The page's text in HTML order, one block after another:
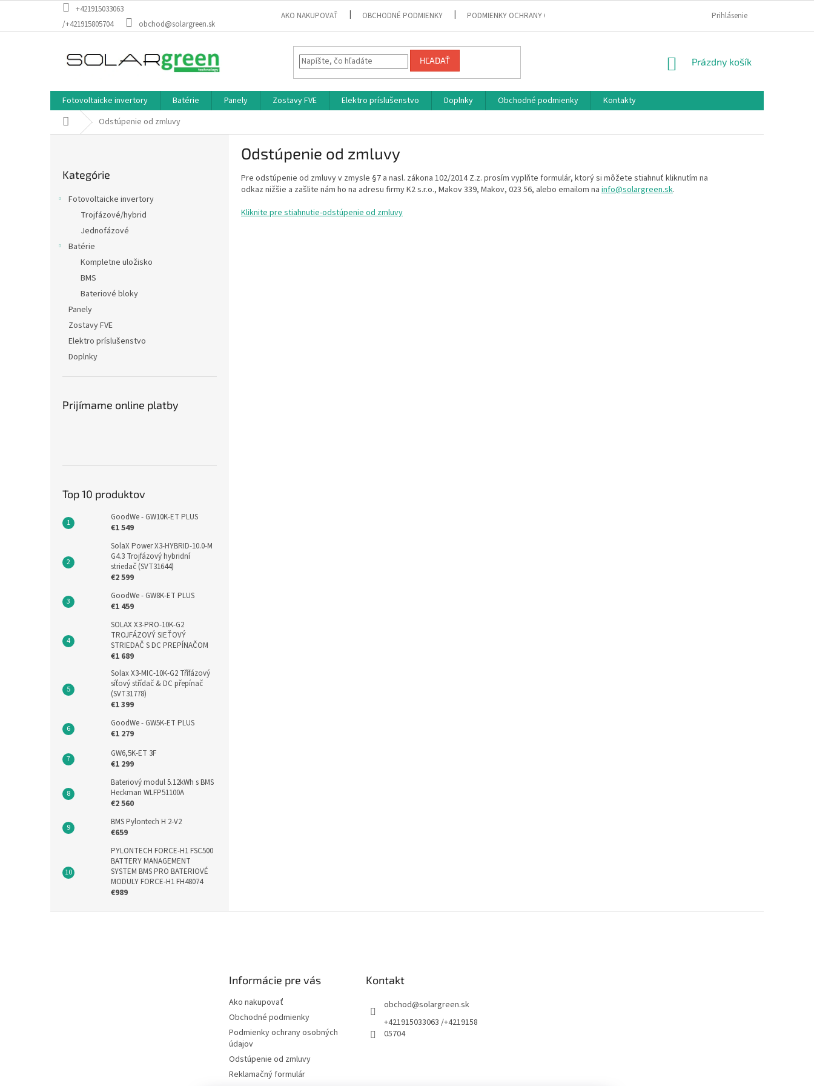
obsah
+421915033063
/+421915805704
obchod@solargreen.sk
AKO NAKUPOVAŤ OBCHODNÉ PODMIENKY PODMIENKY OCHRANY OSOBNÝCH ÚDAJOV ODSTÚPENIE OD ZMLUVY REKLAMAČNÝ
Prihlásenie
HĽADAŤ
NÁKUPNÝ
Prázdny košík
Fotovoltaicke invertory Batérie Panely Zostavy FVE Elektro príslušenstvo Doplnky Obchodné podmienky
Kontakty
Domov Odstúpenie od zmluvy
kategórie
Kategórie
Fotovoltaicke invertory
Trojfázové/hybrid
Jednofázové
Batérie
Kompletne uložisko
BMS
Bateriové bloky
Panely
Zostavy FVE
Elektro príslušenstvo
Doplnky
Prijímame online platby
Top 10 produktov
GoodWe - GW10K-ET PLUS
€1 549
SolaX Power X3-HYBRID-10.0-M
G4.3 Trojfázový hybridní
striedač (SVT31644)
€2 599
GoodWe - GW8K-ET PLUS
€1 459
SOLAX X3-PRO-10K-G2
TROJFÁZOVÝ SIEŤOVÝ
STRIEDAČ S DC PREPÍNAČOM
€1 689
Solax X3-MIC-10K-G2 Třífázový
síťový střídač & DC přepínač
(SVT31778)
€1 399
GoodWe - GW5K-ET PLUS
€1 279
GW6,5K-ET 3F
€1 299
Bateriový modul 5.12kWh s BMS
Heckman WLFP51100A
€2 560
BMS Pylontech H 2-V2
€659
PYLONTECH FORCE-H1 FSC500
BATTERY MANAGEMENT
SYSTEM BMS PRO BATERIOVÉ
MODULY FORCE-H1 FH48074
€989
Odstúpenie od zmluvy
Pre odstúpenie od zmluvy v zmysle §7 a nasl. zákona 102/2014 Z.z. prosím vyplňte formulár, ktorý si môžete stiahnuť kliknutím na
odkaz nižšie a zašlite nám ho na adresu firmy K2 s.r.o., Makov 339, Makov, 023 56, alebo emailom na info@solargreen.sk.
Kliknite pre stiahnutie-odstúpenie od zmluvy
Informácie pre vás
Ako nakupovať
Obchodné podmienky
Podmienky ochrany osobných
údajov
Odstúpenie od zmluvy
Reklamačný formulár
Kontakt
obchod@solargreen.sk
+421915033063 /+4219158
05704